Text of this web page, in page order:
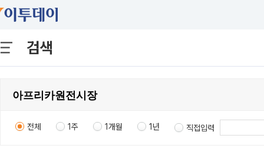
검색
전체 1주 1개월 1년 직접입력